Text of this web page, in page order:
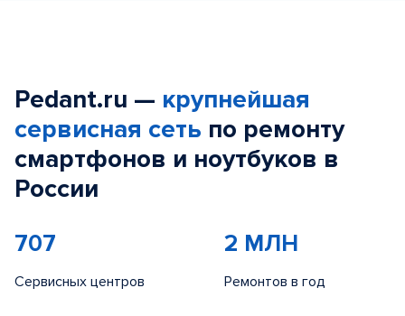
Pedant.ru — крупнейшая
сервисная сеть по ремонту
смартфонов и ноутбуков в
России
707
Сервисных центров
2 МЛН
Ремонтов в год